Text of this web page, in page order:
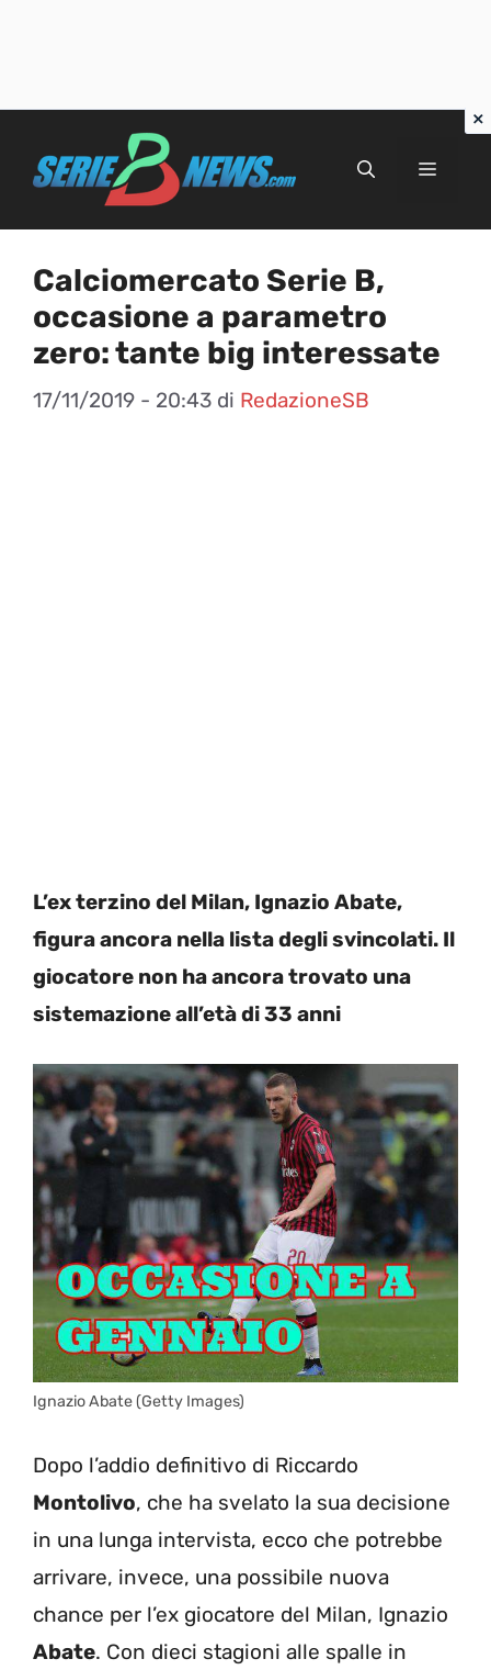
Menu
Calciomercato Serie B,
occasione a parametro
zero: tante big interessate
17/11/2019 - 20:43 di RedazioneSB
L’ex terzino del Milan, Ignazio Abate,
figura ancora nella lista degli svincolati. Il
giocatore non ha ancora trovato una
sistemazione all’età di 33 anni
Ignazio Abate (Getty Images)
Dopo l’addio definitivo di Riccardo
Montolivo, che ha svelato la sua decisione
in una lunga intervista, ecco che potrebbe
arrivare, invece, una possibile nuova
chance per l’ex giocatore del Milan, Ignazio
Abate. Con dieci stagioni alle spalle in